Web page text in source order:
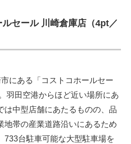
セール 川崎倉庫店（4pt／
にある「コストコホールセー
羽田空港からほど近い場所にあ
は中型店舗にあたるものの、品
地帯の産業道路沿いにあるため
733台駐車可能な大型駐車場を